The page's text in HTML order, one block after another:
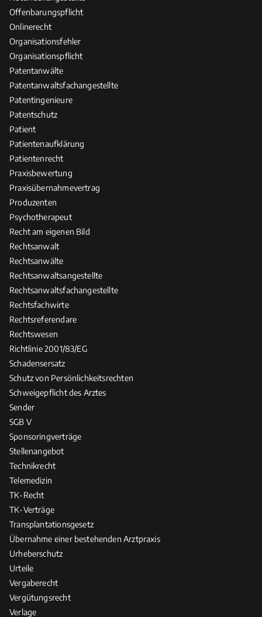
Offenbarungspflicht
Onlinerecht
Organisationsfehler
Organisationspflicht
Patentanwälte
Patentanwaltsfachangestellte
Patentingenieure
Patentschutz
Patient
Patientenaufklärung
Patientenrecht
Praxisbewertung
Praxisübernahmevertrag
Produzenten
Psychotherapeut
Recht am eigenen Bild
Rechtsanwalt
Rechtsanwälte
Rechtsanwaltsangestellte
Rechtsanwaltsfachangestellte
Rechtsfachwirte
Rechtsreferendare
Rechtswesen
Richtlinie 2001/83/EG
Schadensersatz
Schutz von Persönlichkeitsrechten
Schweigepflicht des Arztes
Sender
SGB V
Sponsoringverträge
Stellenangebot
Technikrecht
Telemedizin
TK-Recht
TK-Verträge
Transplantationsgesetz
Übernahme einer bestehenden Arztpraxis
Urheberschutz
Urteile
Vergaberecht
Vergütungsrecht
Verlage